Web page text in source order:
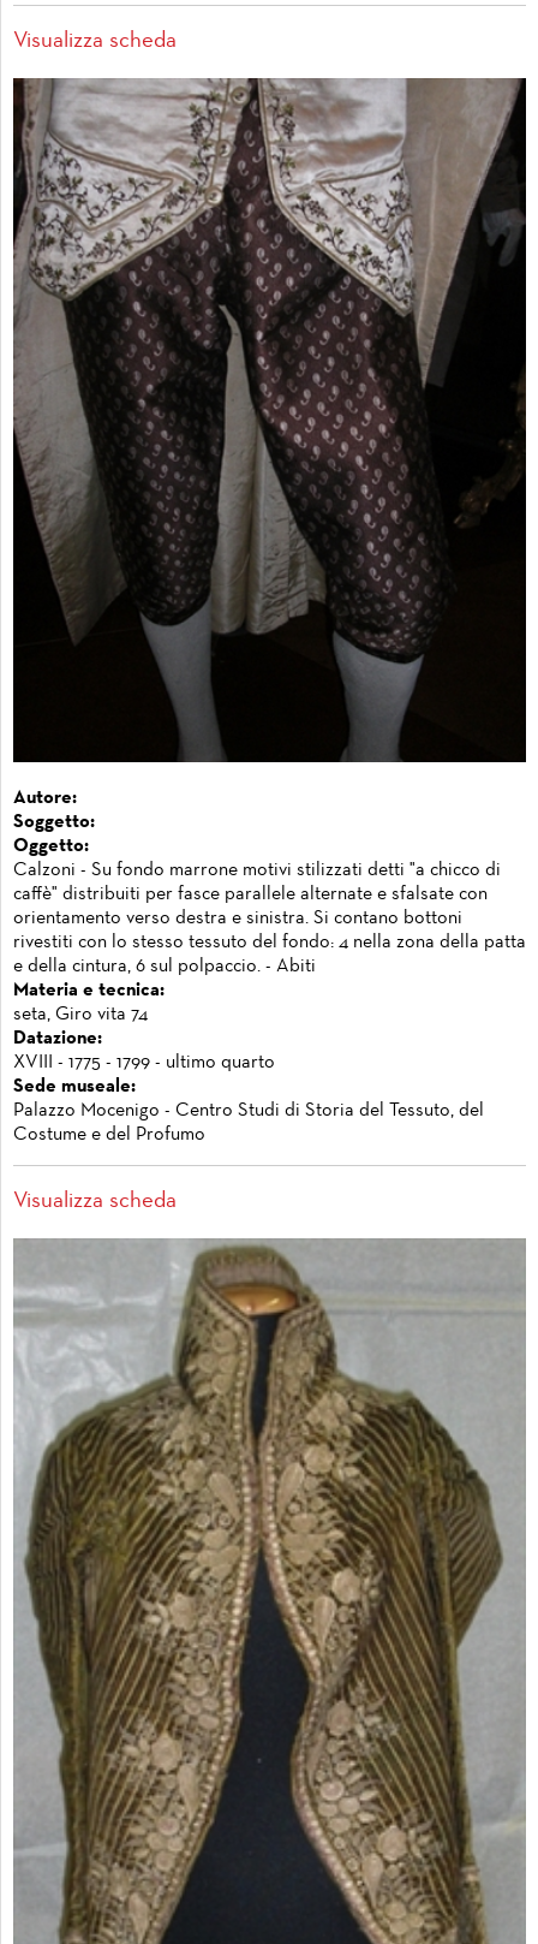
Visualizza scheda
Autore:
Soggetto:
Oggetto:
Calzoni - Su fondo marrone motivi stilizzati detti "a chicco di
caffè" distribuiti per fasce parallele alternate e sfalsate con
orientamento verso destra e sinistra. Si contano bottoni
rivestiti con lo stesso tessuto del fondo: 4 nella zona della patta
e della cintura, 6 sul polpaccio. - Abiti
Materia e tecnica:
seta, Giro vita 74
Datazione:
XVIII - 1775 - 1799 - ultimo quarto
Sede museale:
Palazzo Mocenigo - Centro Studi di Storia del Tessuto, del
Costume e del Profumo
Visualizza scheda